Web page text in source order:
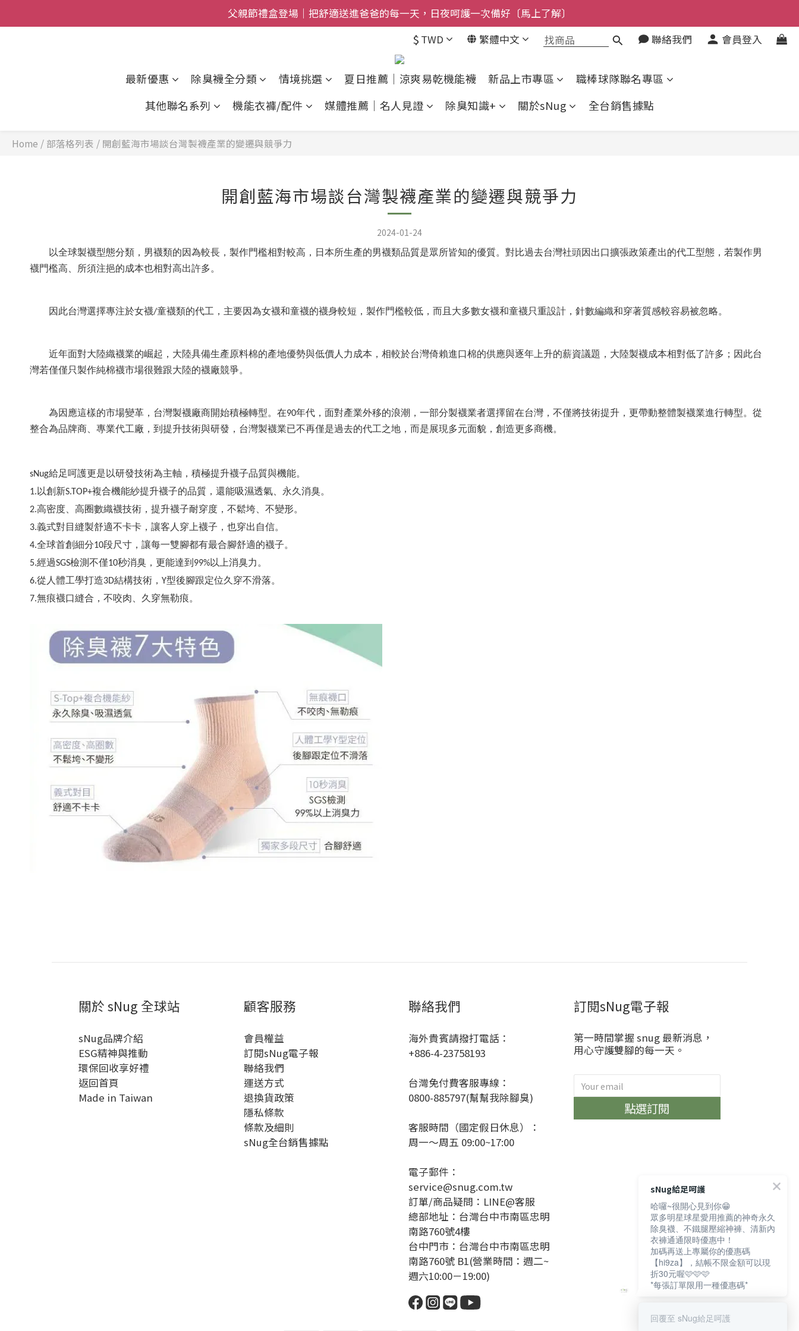
全館$800免運｜任搭８折起｜滿額再送新品-悠哉斑馬襪〔立即了解〕
父親節禮盒登場｜把舒適送進爸爸的每一天，日夜呵護一次備好〔馬上了解〕
全館$800免運｜任搭８折起｜滿額再送新品-悠哉斑馬襪〔立即了解〕
$ TWD 繁體中文 聯絡我們 會員登入
最新優惠 除臭襪全分類 情境挑選 夏日推薦｜涼爽易乾機能襪 新品上市專區
職棒球隊聯名專區
其他聯名系列
機能衣褲/配件 媒體推薦｜名人見證 除臭知識+ 關於sNug 全台銷售據點
Home / 部落格列表 / 開創藍海市場談台灣製襪產業的變遷與競爭力
開創藍海市場談台灣製襪產業的變遷與競爭力
2024-01-24
以全球製襪型態分類，男襪類的因為較長，製作門檻相對較高，日本所生產的男襪類品質是眾所皆知的優質。對比過去台灣社頭因出口擴張政策產出的代工型態，若製作男
襪門檻高、所須注挹的成本也相對高出許多。
因此台灣選擇專注於女襪/童襪類的代工，主要因為女襪和童襪的襪身較短，製作門檻較低，而且大多數女襪和童襪只重設計，針數編織和穿著質感較容易被忽略。
近年面對大陸織襪業的崛起，大陸具備生產原料棉的產地優勢與低價人力成本，相較於台灣倚賴進口棉的供應與逐年上升的薪資議題，大陸製襪成本相對低了許多；因此台
灣若僅僅只製作純棉襪市場很難跟大陸的襪廠競爭。
為因應這樣的市場變革，台灣製襪廠商開始積極轉型。在90年代，面對產業外移的浪潮，一部分製襪業者選擇留在台灣，不僅將技術提升，更帶動整體製襪業進行轉型。從
整合為品牌商、專業代工廠，到提升技術與研發，台灣製襪業已不再僅是過去的代工之地，而是展現多元面貌，創造更多商機。
sNug給足呵護更是以研發技術為主軸，積極提升襪子品質與機能。
1.以創新S.TOP+複合機能紗提升襪子的品質，還能吸濕透氣、永久消臭。
2.高密度、高圈數織襪技術，提升襪子耐穿度，不鬆垮、不變形。
3.義式對目縫製舒適不卡卡，讓客人穿上襪子，也穿出自信。
4.全球首創細分10段尺寸，讓每一雙腳都有最合腳舒適的襪子。
5.經過SGS檢測不僅10秒消臭，更能達到99%以上消臭力。
6.從人體工學打造3D結構技術，Y型後腳跟定位久穿不滑落。
7.無痕襪口縫合，不咬肉、久穿無勒痕。
關於 sNug 全球站
sNug品牌介紹
ESG精神與推動
環保回收享好禮
返回首頁
Made in Taiwan
顧客服務
會員權益
訂閱sNug電子報
聯絡我們
運送方式
退換貨政策
隱私條款
條款及細則
sNug全台銷售據點
聯絡我們
海外貴賓請撥打電話：
+886-4-23758193
台灣免付費客服專線：
0800-885797(幫幫我除腳臭)
客服時間（國定假日休息）：
周一～周五 09:00~17:00
電子郵件：
service@snug.com.tw
訂單/商品疑問： LINE@客服
總部地址：台灣台中市南區忠明
南路760號4樓
台中門市：台灣台中市南區忠明
南路760號 B1(營業時間：週二~
週六10:00－19:00)
訂閱sNug電子報
第一時間掌握 snug 最新消息，
用心守護雙腳的每一天。
點選訂閱
sNug給足呵護
哈囉~很開心見到你😁
眾多明星球星愛用推薦的神奇永久
除臭襪、不鐵腿壓縮神褲、清新內
衣褲通通限時優惠中！
加碼再送上專屬你的優惠碼
【hi9za】，結帳不限金額可以現
折30元喔🩷🩷🩷
*每張訂單限用一種優惠碼*
回覆至 sNug給足呵護